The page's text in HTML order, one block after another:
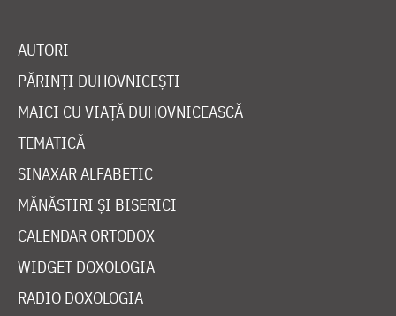
AUTORI
PĂRINȚI DUHOVNICEȘTI
MAICI CU VIAȚĂ DUHOVNICEASCĂ
TEMATICĂ
SINAXAR ALFABETIC
MĂNĂSTIRI ȘI BISERICI
CALENDAR ORTODOX
WIDGET DOXOLOGIA
RADIO DOXOLOGIA